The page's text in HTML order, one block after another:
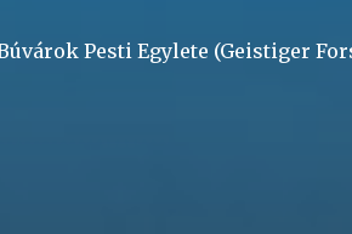
Pesti Egylete (Geistiger